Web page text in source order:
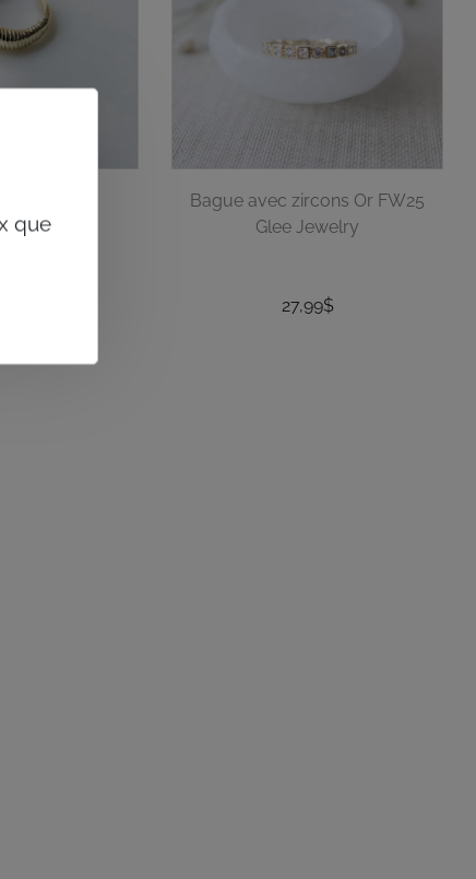
Bague avec zircons Or FW25
Glee Jewelry
27,99$
que